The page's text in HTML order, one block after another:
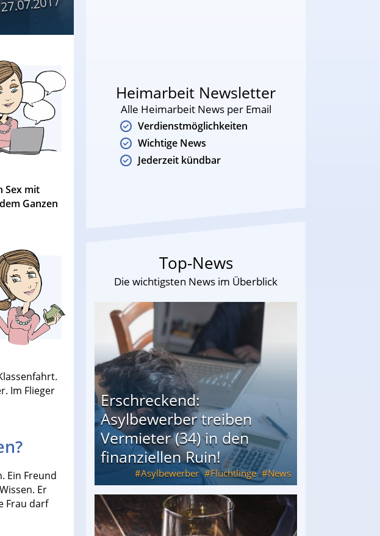
Sex mit
Ganzen
Im Flieger
Ein Freund
Er
Frau darf
Heimarbeit Newsletter
Alle Heimarbeit News per Email
Verdienstmöglichkeiten
Wichtige News
Jederzeit kündbar
Top-News
Die wichtigsten News im Überblick
Erschreckend:
Asylbewerber treiben
Vermieter (34) in den
finanziellen Ruin!
Asylbewerber Flüchtlinge News
treiben Vermieter (34) in den finanziellen Ruin!